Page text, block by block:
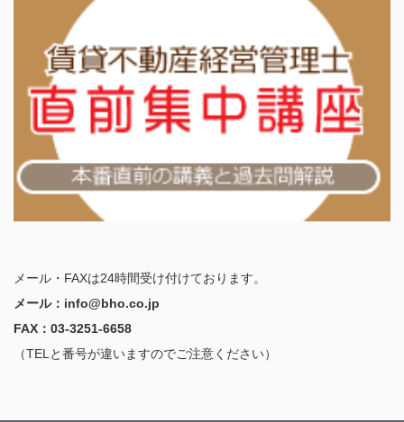
メール・FAXは24時間受け付けております。
メール：info@bho.co.jp
FAX：03-3251-6658
（TELと番号が違いますのでご注意ください）